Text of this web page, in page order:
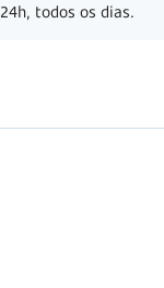
todos os dias.